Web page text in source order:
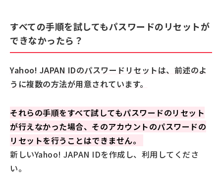
すべての手順を試してもパスワードのリセットが
できなかったら？
Yahoo! JAPAN IDのパスワードリセットは、前述のよ
うに複数の方法が用意されています。
それらの手順をすべて試してもパスワードのリセット
が行えなかった場合、そのアカウントのパスワードの
リセットを行うことはできません。
新しいYahoo! JAPAN IDを作成し、利用してくださ
い。